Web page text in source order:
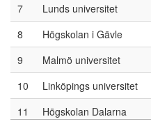
7
Lunds universitet
8
Högskolan i Gävle
9
Malmö universitet
10
Linköpings universitet
11
Högskolan Dalarna